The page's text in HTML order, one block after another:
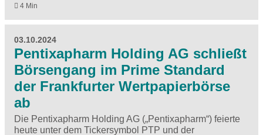
4 Min
03.10.2024
Pentixapharm Holding AG schließt
Börsengang im Prime Standard
der Frankfurter Wertpapierbörse
ab
Die Pentixapharm Holding AG („Pentixapharm“) feierte
heute unter dem Tickersymbol PTP und der